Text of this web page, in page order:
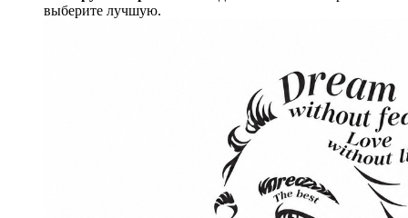
выберите лучшую.